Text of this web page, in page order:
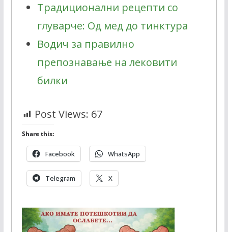
Традиционални рецепти со
глуварче: Од мед до тинктура
Водич за правилно
препознавање на лековити
билки
Post Views: 67
Share this:
Facebook WhatsApp
Telegram X